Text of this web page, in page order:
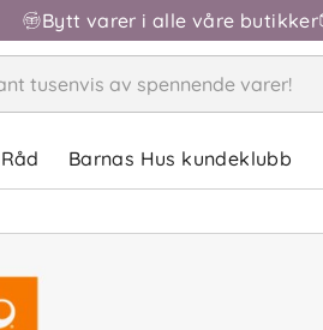
Bytt varer i alle våre butikker
Barnas Hus kundeklubb